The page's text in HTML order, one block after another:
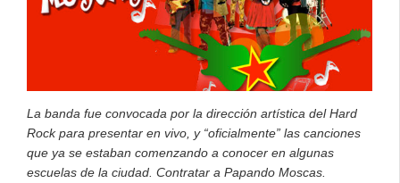
La banda fue convocada por la dirección artística del Hard
Rock para presentar en vivo, y “oficialmente” las canciones
que ya se estaban comenzando a conocer en algunas
escuelas de la ciudad. Contratar a Papando Moscas.